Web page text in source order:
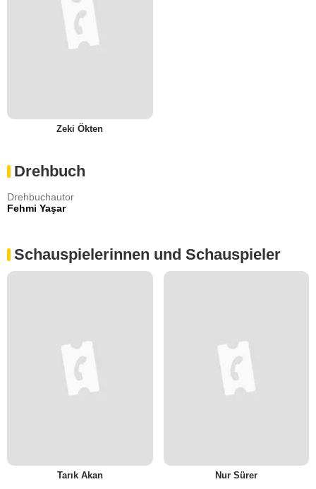
Zeki Ökten
Drehbuch
Drehbuchautor
Fehmi Yaşar
Schauspielerinnen und Schauspieler
Tarık Akan Nur Sürer